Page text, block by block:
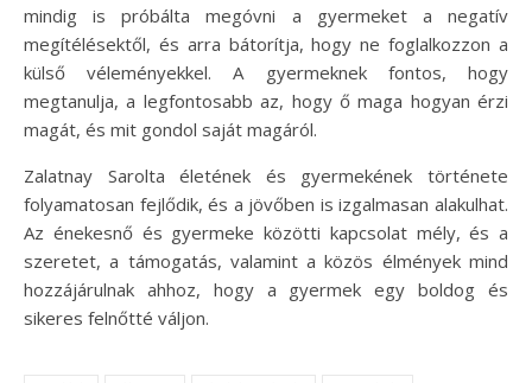
mindig is próbálta megóvni a gyermeket a negatív
megítélésektől, és arra bátorítja, hogy ne foglalkozzon a
külső véleményekkel. A gyermeknek fontos, hogy
megtanulja, a legfontosabb az, hogy ő maga hogyan érzi
magát, és mit gondol saját magáról.
Zalatnay Sarolta életének és gyermekének története
folyamatosan fejlődik, és a jövőben is izgalmasan alakulhat.
Az énekesnő és gyermeke közötti kapcsolat mély, és a
szeretet, a támogatás, valamint a közös élmények mind
hozzájárulnak ahhoz, hogy a gyermek egy boldog és
sikeres felnőtté váljon.